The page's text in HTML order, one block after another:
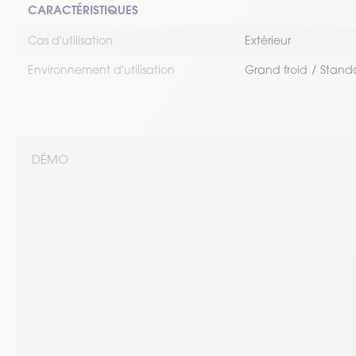
CARACTÉRISTIQUES
Cas d'utilisation Extérieur
Environnement d'utilisation Grand froid
DÉMO